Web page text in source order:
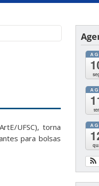
UFSC), torna
para bolsas
ter